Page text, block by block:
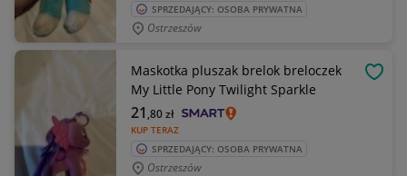
SPRZEDAJĄCY: OSOBA PRYWATNA
Ostrzeszów
Maskotka pluszak brelok breloczek
My Little Pony Twilight Sparkle
KUP TERAZ
21 ,80zł
SPRZEDAJĄCY: OSOBA PRYWATNA
Ostrzeszów